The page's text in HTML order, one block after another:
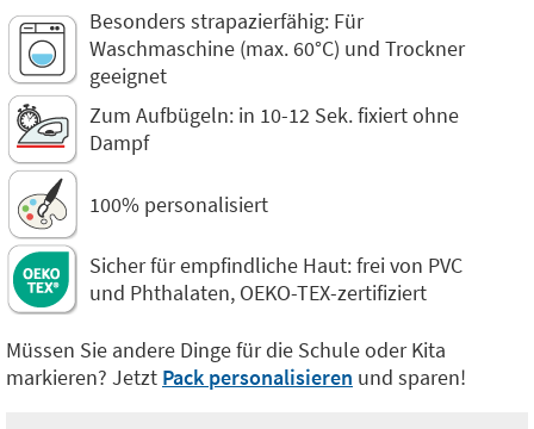
Besonders strapazierfähig: Für
Waschmaschine (max. 60°C) und Trockner
geeignet
Zum Aufbügeln: in 10-12 Sek. fixiert ohne
Dampf
100% personalisiert
Sicher für empfindliche Haut: frei von PVC
und Phthalaten, OEKO-TEX-zertifiziert
Müssen Sie andere Dinge für die Schule oder Kita
markieren? Jetzt Pack personalisieren und sparen!